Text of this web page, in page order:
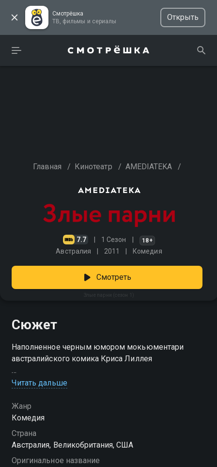
Смотрёшка
ТВ, фильмы и сериалы
Открыть
Главная / Кинотеатр / AMEDIATEKA /
7.7 1 Сезон 18+
Австралия 2011 Комедия
Злые парни (сезон 1)
Смотреть
Сюжет
Наполненное черным юмором мокьюментари
австралийского комика Криса Лиллея
Посмотреть онлайн 1 сезон сериала Злые парни вы
качестве на Смотрёшке
Читать дальше
Жанр
Комедия
Страна
Австралия, Великобритания, США
Оригинальное название